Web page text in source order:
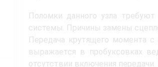
Поломки данного узла
системы. Причины замены
Передача крутящего момента с
выражается в пробуксовках
отсутствии включения